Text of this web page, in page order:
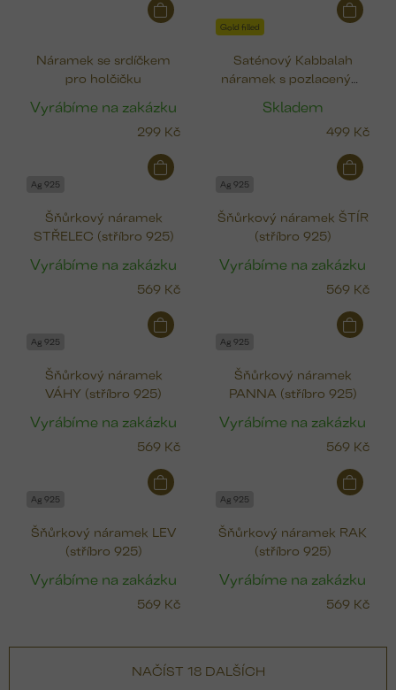
Náramek se srdíčkem
pro holčičku
Vyrábíme na zakázku
299 Kč
Gold filled
Saténový Kabbalah
náramek s pozlaceným
Skladem
499 Kč
Ag 925
Šňůrkový náramek
STŘELEC (stříbro 925)
Vyrábíme na zakázku
569 Kč
Ag 925
Šňůrkový náramek ŠTÍR
(stříbro 925)
Vyrábíme na zakázku
569 Kč
Ag 925
Šňůrkový náramek
VÁHY (stříbro 925)
Vyrábíme na zakázku
569 Kč
Ag 925
Šňůrkový náramek
PANNA (stříbro 925)
Vyrábíme na zakázku
569 Kč
Ag 925
Šňůrkový náramek LEV
(stříbro 925)
Vyrábíme na zakázku
569 Kč
Ag 925
Šňůrkový náramek RAK
(stříbro 925)
Vyrábíme na zakázku
569 Kč
NAČÍST 18 DALŠÍCH